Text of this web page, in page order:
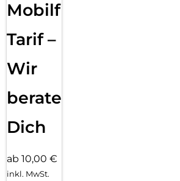
Mobilfunk
Tarif –
Wir
beraten
Dich
ab 10,00 €
inkl. MwSt.